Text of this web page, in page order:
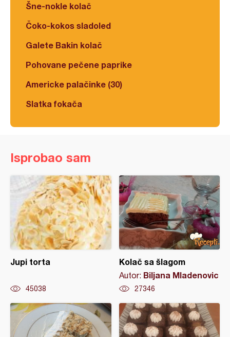
Šne-nokle kolač
Čoko-kokos sladoled
Galete Bakin kolač
Pohovane pečene paprike
Americke palačinke (30)
Slatka fokača
Isprobao sam
Jupi torta
45038
Kolač sa šlagom
Autor: Biljana Mladenovic
27346